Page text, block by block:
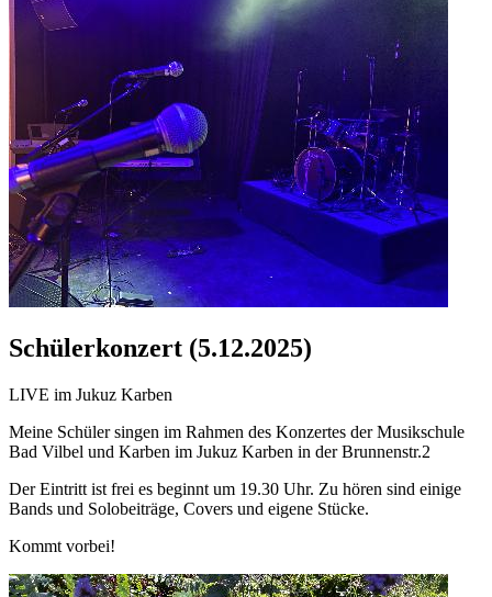
Schülerkonzert (5.12.2025)
LIVE im Jukuz Karben
Meine Schüler singen im Rahmen des Konzertes der Musikschule
Bad Vilbel und Karben im Jukuz Karben in der Brunnenstr.2
Der Eintritt ist frei es beginnt um 19.30 Uhr. Zu hören sind einige
Bands und Solobeiträge, Covers und eigene Stücke.
Kommt vorbei!